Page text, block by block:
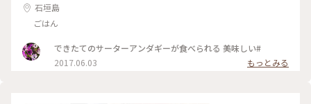
石垣島
ごはん
できたてのサーターアンダギーが食べられる 美味しい#
2017.06.03
もっとみる